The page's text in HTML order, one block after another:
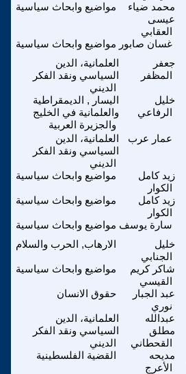
مواضيع وابحاث سياسية
محمد ضياء
عيسى
العقابي
مواضيع وابحاث سياسية غسان صابور
العلمانية، الدين
السياسي ونقد الفكر
الديني
جعفر
المظفر
اليسار , الديمقراطية
والعلمانية في الخليج
والجزيرة العربية
خليل
الرفاعي
العلمانية، الدين
السياسي ونقد الفكر
الديني
عمار عرب
مواضيع وابحاث سياسية
زيد كامل
الكوار
مواضيع وابحاث سياسية
زيد كامل
الكوار
مواضيع وابحاث سياسية سارة يوسف
الارهاب, الحرب والسلام
خليل
الجنابي
مواضيع وابحاث سياسية
شاكر كريم
القيسي
حقوق الانسان
عبد الجبار
نوري
العلمانية، الدين
السياسي ونقد الفكر
الديني
عبدالله
مطلق
القحطاني
القضية الفلسطينية
مديحه
الأعرج